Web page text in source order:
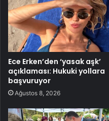
Ece Erken’den ‘yasak aşk’
açıklaması: Hukuki yollara
başvuruyor
Ağustos 8, 2026